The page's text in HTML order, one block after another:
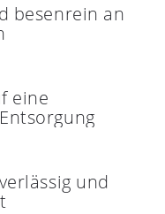
besenrein an
eine
und